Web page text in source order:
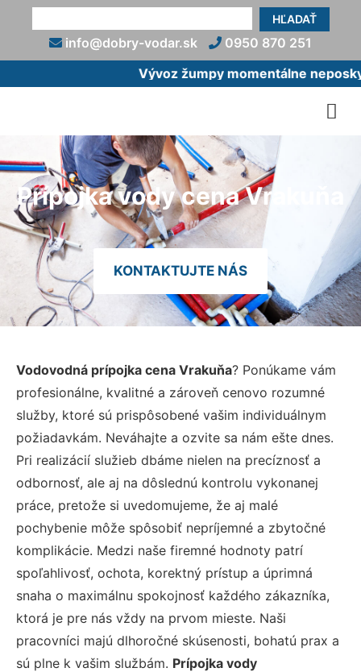
HĽADAŤ
info@dobry-vodar.sk
0950 870 251
Vývoz žumpy momentálne
Prípojka vody cena Vrakuňa
KONTAKTUJTE NÁS
Vodovodná prípojka cena Vrakuňa? Ponúkame vám
profesionálne, kvalitné a zároveň cenovo rozumné
služby, ktoré sú prispôsobené vašim individuálnym
požiadavkám. Neváhajte a ozvite sa nám ešte dnes.
Pri realizácií služieb dbáme nielen na precíznosť a
odbornosť, ale aj na dôslednú kontrolu vykonanej
práce, pretože si uvedomujeme, že aj malé
pochybenie môže spôsobiť nepríjemné a zbytočné
komplikácie. Medzi naše firemné hodnoty patrí
spoľahlivosť, ochota, korektný prístup a úprimná
snaha o maximálnu spokojnosť každého zákazníka,
ktorá je pre nás vždy na prvom mieste. Naši
pracovníci majú dlhoročné skúsenosti, bohatú prax a
sú plne k vašim službám. Prípojka vody